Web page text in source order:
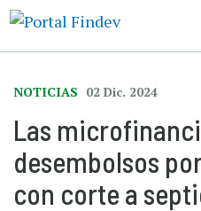
NOTICIAS 02 Dic. 2024
Las
desembolsos
con corte a